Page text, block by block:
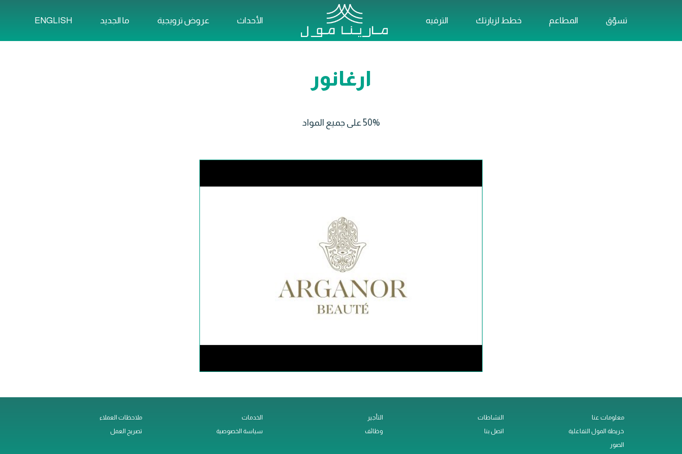
تسوّق المطاعم خطط لزيارتك الترفيه الأحداث عروض ترويجية ما الجديد ENGLISH
ارغانور
50% على جميع المواد
معلومات عنا
خريطة المول التفاعلية
الصور
النشاطات
اتصل بنا
التأجير
وظائف
الخدمات
سياسة الخصوصية
ملاحظات العملاء
تصريح العمل